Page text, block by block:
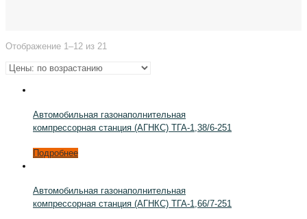
Отображение 1–12 из 21
Автомобильная газонаполнительная
компрессорная станция (АГНКС) ТГА-1,38/6-251
Подробнее
Автомобильная газонаполнительная
компрессорная станция (АГНКС) ТГА-1,66/7-251